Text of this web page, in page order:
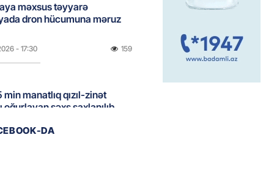
məxsus təyyarə
dron hücumuna məruz
- 17:30 159
min manatlıq qızıl-zinət
oğurlayan şəxs saxlanılıb
DA